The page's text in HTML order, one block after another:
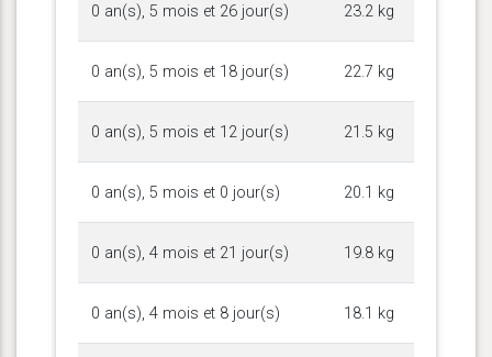
0 an(s), 5 mois et 26 jour(s) 23.2 kg
0 an(s), 5 mois et 18 jour(s) 22.7 kg
0 an(s), 5 mois et 12 jour(s) 21.5 kg
0 an(s), 5 mois et 0 jour(s) 20.1 kg
0 an(s), 4 mois et 21 jour(s) 19.8 kg
0 an(s), 4 mois et 8 jour(s) 18.1 kg